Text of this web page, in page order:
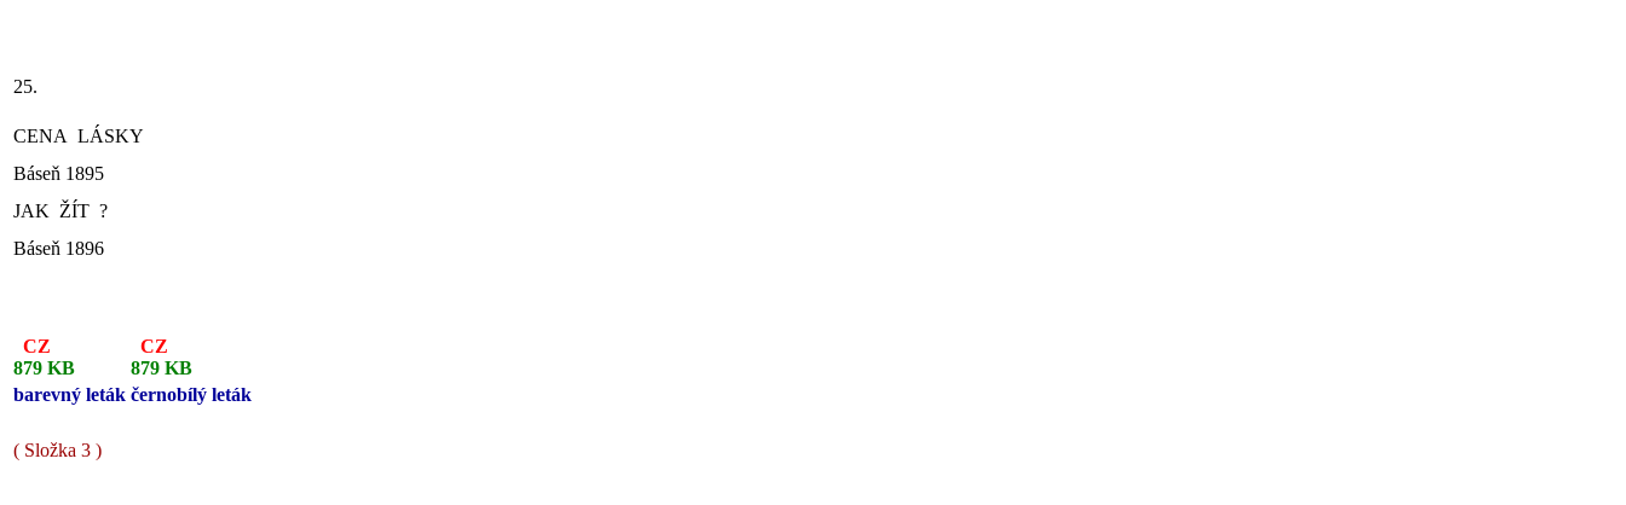
25.
CENA LÁSKY
Báseň 1895
JAK ŽÍT ?
Báseň 1896
CZ
879 KB
barevný leták
CZ
879 KB
černobílý leták
( Složka 3 )